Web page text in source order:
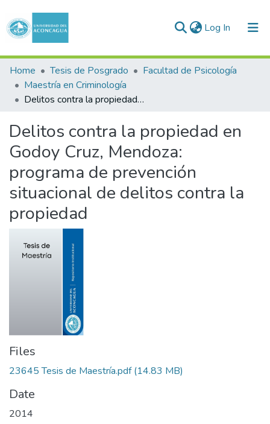
Log In (current)
Communities & Collections
All of DSpace
Home Tesis de Posgrado
Facultad de Psicología
Maestría en Criminología
Delitos contra la propiedad en Godoy Cruz, Mendoza: programa de prevención situacional de delitos contra la propiedad
Delitos contra la propiedad en
Godoy Cruz, Mendoza:
programa de prevención
situacional de delitos contra la
propiedad
Files
23645 Tesis de Maestría.pdf(14.83 MB)
Date
2014